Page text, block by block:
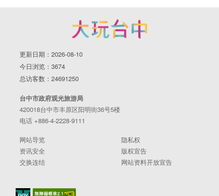
更新日期：2026-08-10
今日浏览：3674
总访客数：24691250
台中市政府观光旅游局
420018台中市丰原区阳明街36号5楼
电话 +886-4-2228-9111
网站导览
隐私权
资讯安全
版权宣告
交换连结
网站资料开放宣告